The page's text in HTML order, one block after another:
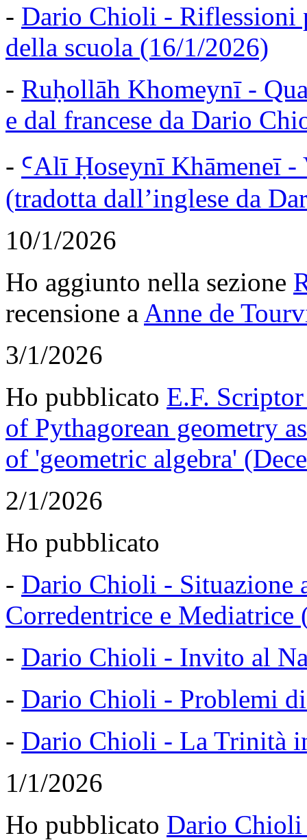
- Dario Chioli - Riflessioni
della scuola (16/1/2026)
- Ruḥollāh Khomeynī -
e dal francese da Dario
- ꜤAlī Ḥoseynī Khāmeneī -
(tradotta dall’inglese da
10/1/2026
Ho aggiunto nella sezione
recensione a Anne de
3/1/2026
Ho pubblicato E.F.
of Pythagorean geometry
of 'geometric algebra'
2/1/2026
Ho pubblicato
- Dario Chioli - Situazione
Corredentrice e Mediatrice
- Dario Chioli - Invito al
- Dario Chioli - Problemi
- Dario Chioli - La Trinità
1/1/2026
Ho pubblicato Dario Chioli